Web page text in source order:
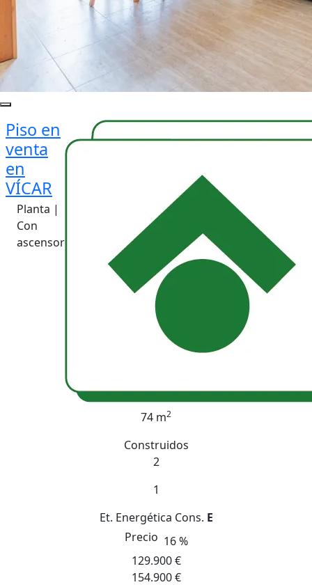
Piso en
venta
en
VÍCAR
Planta |
Con
ascensor
74 m2
Construidos
2
1
Et. Energética Cons. E
Precio 16 %
129.900 €
154.900 €